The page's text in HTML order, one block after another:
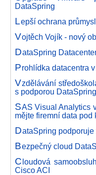
DataSpring
Lepší ochrana
Vojtěch Vojík - nový
DataSpring
Prohlídka datacentra
Vzdělávání
s podporou DataSpring
SAS Visual Analytics
mějte firemní data pod
DataSpring
Bezpečný cloud
Cloudová
Cisco ACI